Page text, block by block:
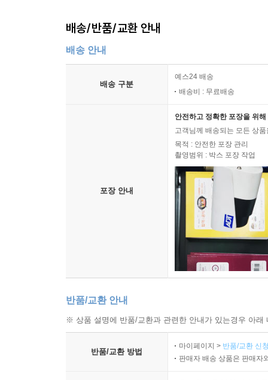
배송/반품/교환 안내
배송 안내
배송 구분
예스24 배송
배송비 : 무료배송
포장 안내
안전하고 정확한 포장을 위
고객님께 배송되는 모든 상
목적 : 안전한 포장 관리
촬영범위 : 박스 포장 작업
반품/교환 안내
※ 상품 설명에 반품/교환과 관련한 안내가 있는경우 아
반품/교환 방법
마이페이지 > 반품/교환 신
판매자 배송 상품은 판매자